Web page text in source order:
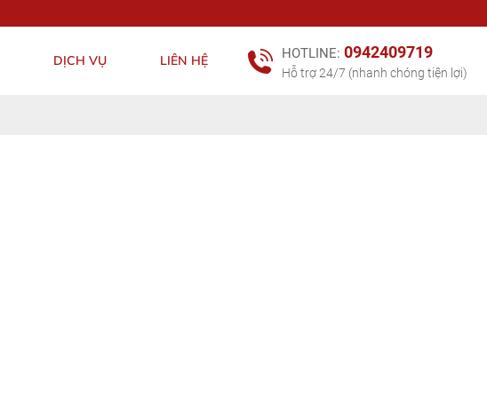
DỊCH VỤ LIÊN HỆ HOTLINE: 0942409719
Hỗ trợ 24/7 (nhanh chóng tiện lợi)